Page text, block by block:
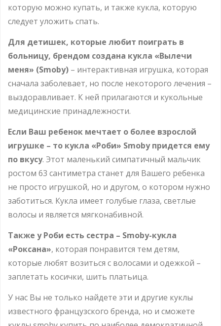
которую можно купать, и также кукла, которую
следует уложить спать.
Для детишек, которые любит поиграть в
больницу, брендом создана кукла «Вылечи
меня» (Smoby) – интерактивная игрушка, которая
сначала заболевает, но после некоторого лечения –
выздоравливает. К ней прилагаются и кукольные
медицинские принадлежности.
Если Ваш ребенок мечтает о более взрослой
игрушке – то кукла «Роби» Smoby придется ему
по вкусу. Этот маленький симпатичный мальчик
ростом 63 сантиметра станет для Вашего ребенка
не просто игрушкой, но и другом, о котором нужно
заботиться. Кукла имеет голубые глаза, светлые
волосы и является мягконабивной.
Также у Роби есть сестра – Smoby-кукла
«Роксана», которая понравится тем детям,
которые любят возиться с волосами и одежкой –
заплетать косички, шить платьица.
У нас Вы не только найдете эти и другие куклы
известного французского бренда, но и сможете